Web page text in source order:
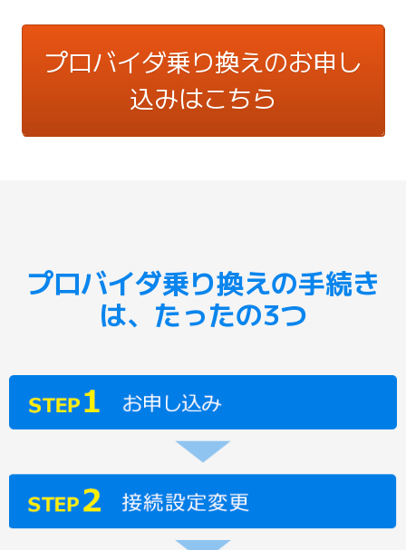
プロバイダ乗り換えのお申し
込みはこちら
プロバイダ乗り換えの手続き
は、たったの3つ